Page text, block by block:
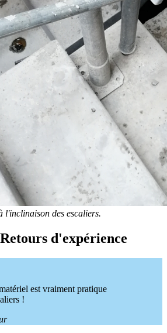
l'inclinaison des escaliers.
d'expérience
est vraiment pratique
!